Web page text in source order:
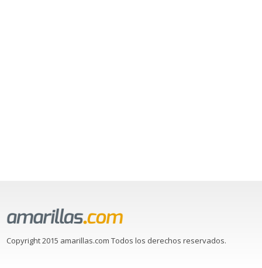
Copyright 2015 amarillas.com Todos los derechos reservados.